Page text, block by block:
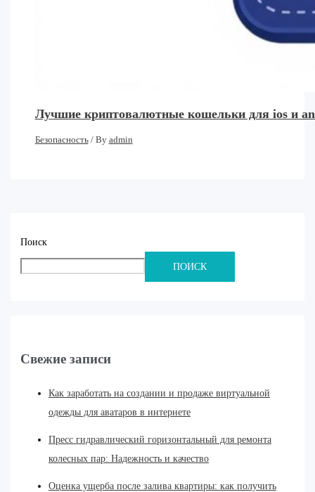
Лучшие криптовалютные кошельки для ios и
Безопасность/ By admin
Поиск
ПОИСК
Свежие записи
Как заработать на создании и продаже виртуальной
одежды для аватаров в интернете
Пресс гидравлический горизонтальный для ремонта
колесных пар: Надежность и качество
Оценка ущерба после залива квартиры: как получить